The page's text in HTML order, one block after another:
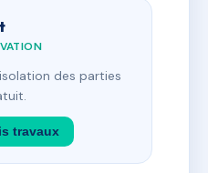
des parties
travaux